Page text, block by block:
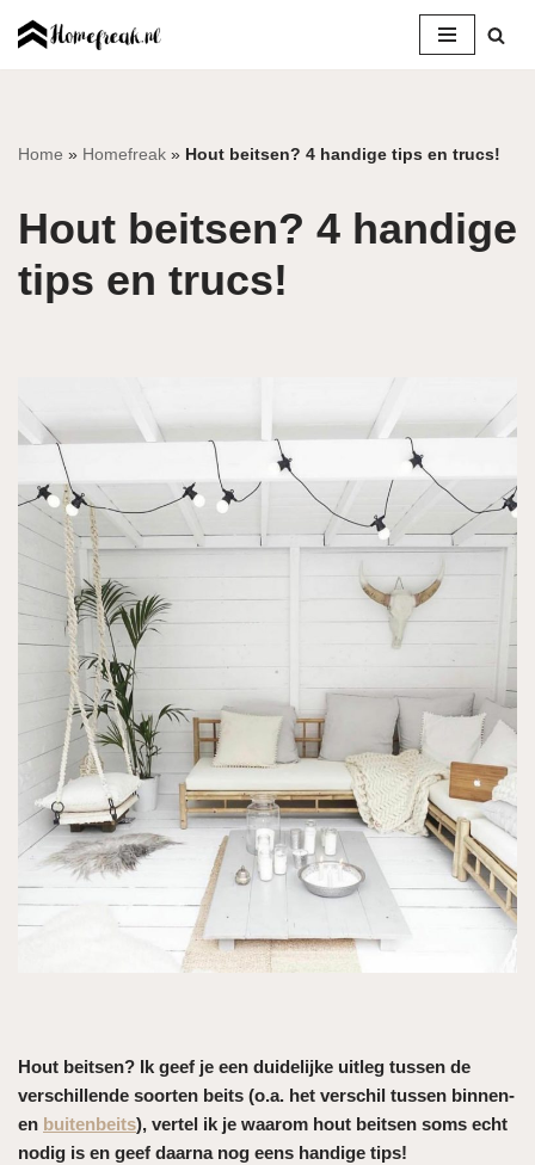
inhoud
Home » Homefreak » Hout beitsen? 4 handige tips en trucs!
Hout beitsen? 4 handige
tips en trucs!
Hout beitsen? Ik geef je een duidelijke uitleg tussen de
verschillende soorten beits (o.a. het verschil tussen binnen-
en buitenbeits), vertel ik je waarom hout beitsen soms echt
nodig is en geef daarna nog eens handige tips!